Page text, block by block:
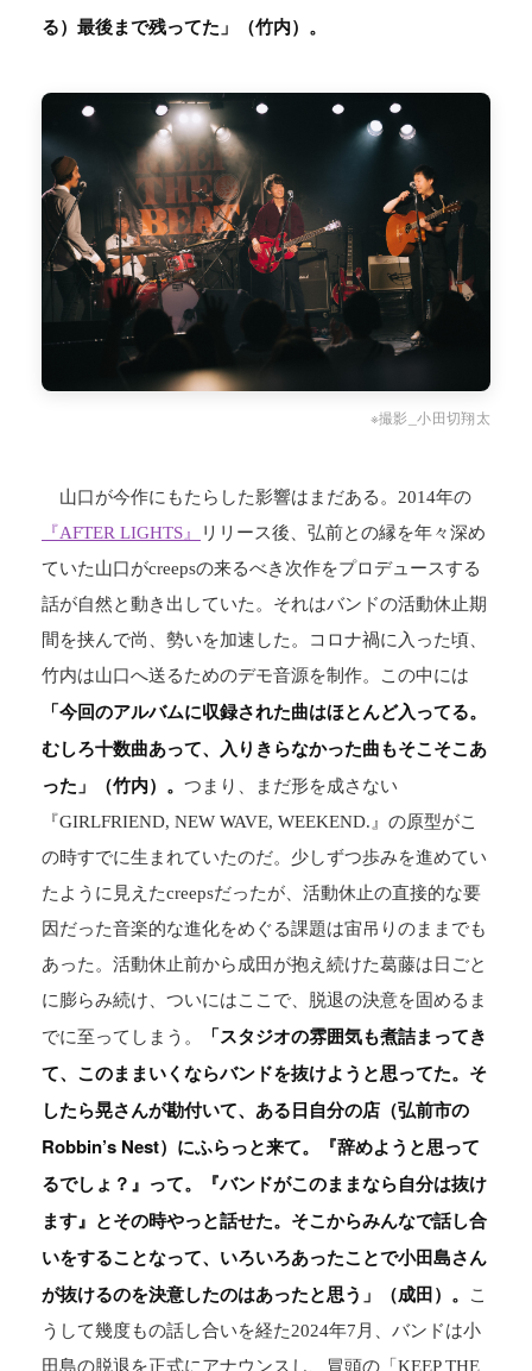
る）最後まで残ってた」（竹内）。
※撮影_小田切翔太
山口が今作にもたらした影響はまだある。2014年の
『AFTER LIGHTS』
リリース後、弘前との縁を年々深め
ていた山口がcreepsの来るべき次作をプロデュースする
話が自然と動き出していた。それはバンドの活動休止期
間を挟んで尚、勢いを加速した。コロナ禍に入った頃、
竹内は山口へ送るためのデモ音源を制作。この中には
「今回のアルバムに収録された曲はほとんど入ってる。
むしろ十数曲あって、入りきらなかった曲もそこそこあ
った」（竹内）。 つまり、まだ形を成さない
『GIRLFRIEND, NEW WAVE, WEEKEND.』の原型がこ
の時すでに生まれていたのだ。少しずつ歩みを進めてい
たように見えたcreepsだったが、活動休止の直接的な要
因だった音楽的な進化をめぐる課題は宙吊りのままでも
あった。活動休止前から成田が抱え続けた葛藤は日ごと
に膨らみ続け、ついにはここで、脱退の決意を固めるま
でに至ってしまう。
「スタジオの雰囲気も煮詰まってき
て、このままいくならバンドを抜けようと思ってた。そ
したら晃さんが勘付いて、ある日自分の店（弘前市の
Robbin’s Nest）にふらっと来て。『辞めようと思って
るでしょ？』って。『バンドがこのままなら自分は抜け
ます』とその時やっと話せた。そこからみんなで話し合
いをすることなって、いろいろあったことで小田島さん
が抜けるのを決意したのはあったと思う」（成田）。
こ
うして幾度もの話し合いを経た2024年7月、バンドは小
田島の脱退を正式にアナウンスし、冒頭の「KEEP THE